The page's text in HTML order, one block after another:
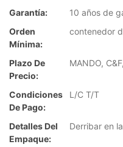
Garantía:
10 años de
Orden
Mínima:
contenedor
Plazo De
Precio:
MANDO,
Condiciones
De Pago:
L/C T/T
Detalles Del
Empaque:
Derribar en